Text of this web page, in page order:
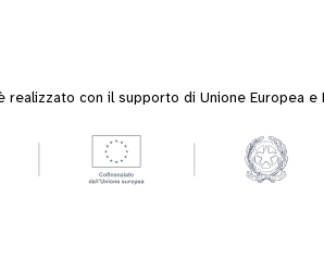
realizzato con il supporto di Unione Europea e